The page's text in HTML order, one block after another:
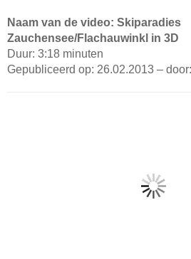
Naam van de video: Skiparadies
Zauchensee/Flachauwinkl in 3D
Duur: 3:18 minuten
Gepubliceerd op: 26.02.2013 –